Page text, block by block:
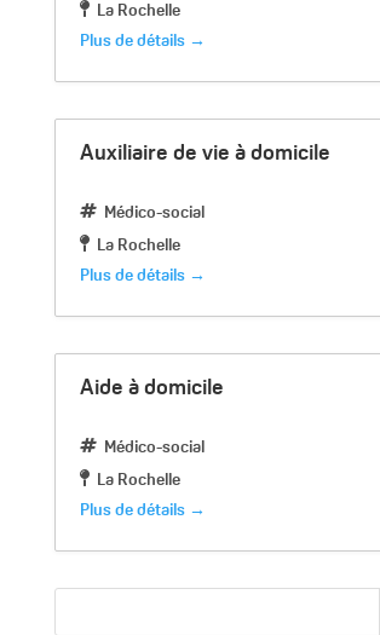
La Rochelle
Plus de détails
Auxiliaire de vie à domicile
Médico-social
La Rochelle
Plus de détails
Aide à domicile
Médico-social
La Rochelle
Plus de détails